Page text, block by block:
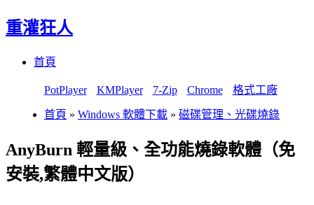
重灌狂人
首頁
PotPlayer KMPlayer 7-Zip Chrome 格式工廠
首頁 » Windows 軟體下載 » 磁碟管理、光碟燒錄
AnyBurn 輕量級、全功能燒錄軟體（免
安裝,繁體中文版）